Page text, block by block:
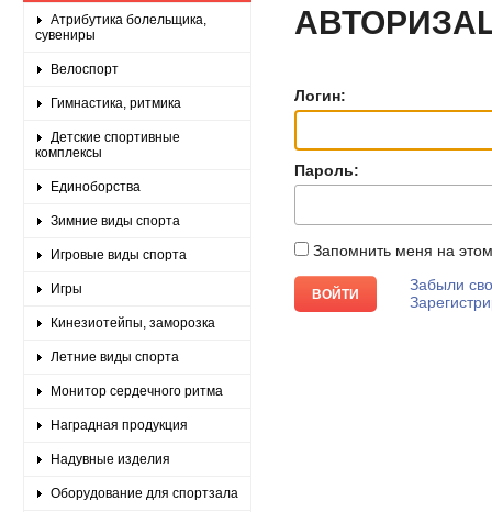
Атрибутика болельщика,
сувениры
Велоспорт
Гимнастика, ритмика
Детские спортивные
комплексы
Единоборства
Зимние виды спорта
Игровые виды спорта
Игры
Кинезиотейпы, заморозка
Летние виды спорта
Монитор сердечного ритма
Наградная продукция
Надувные изделия
Оборудование для спортзала
Логин:
Пароль:
Запомнить меня на
Забыли